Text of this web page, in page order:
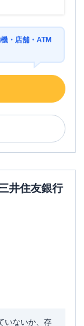
・店舗・ATM
井住友銀行
いないか、存